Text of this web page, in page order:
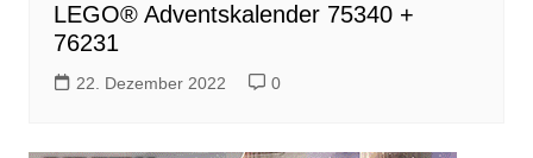
LEGO® Adventskalender 75340 +
76231
22. Dezember 2022 0